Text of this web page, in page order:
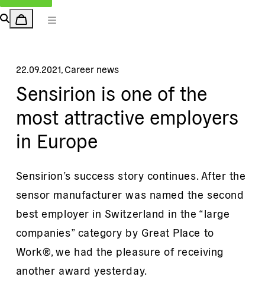
22.09.2021, Career news
Sensirion is one of the
most attractive employers
in Europe
Sensirion’s success story continues. After the
sensor manufacturer was named the second
best employer in Switzerland in the “large
companies” category by Great Place to
Work®, we had the pleasure of receiving
another award yesterday.